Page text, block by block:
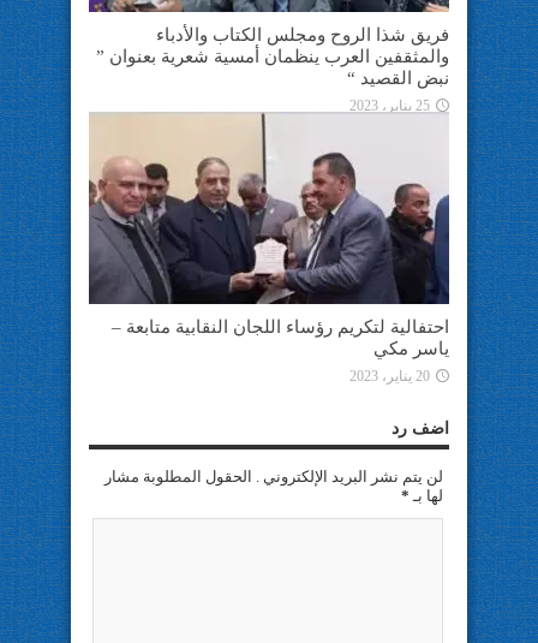
فريق شذا الروح ومجلس الكتاب والأدباء
والمثقفين العرب ينظمان أمسية شعرية بعنوان ”
نبض القصيد “
25 يناير، 2023
احتفالية لتكريم رؤساء اللجان النقابية متابعة –
ياسر مكي
20 يناير، 2023
اضف رد
لن يتم نشر البريد الإلكتروني . الحقول المطلوبة مشار
لها بـ *